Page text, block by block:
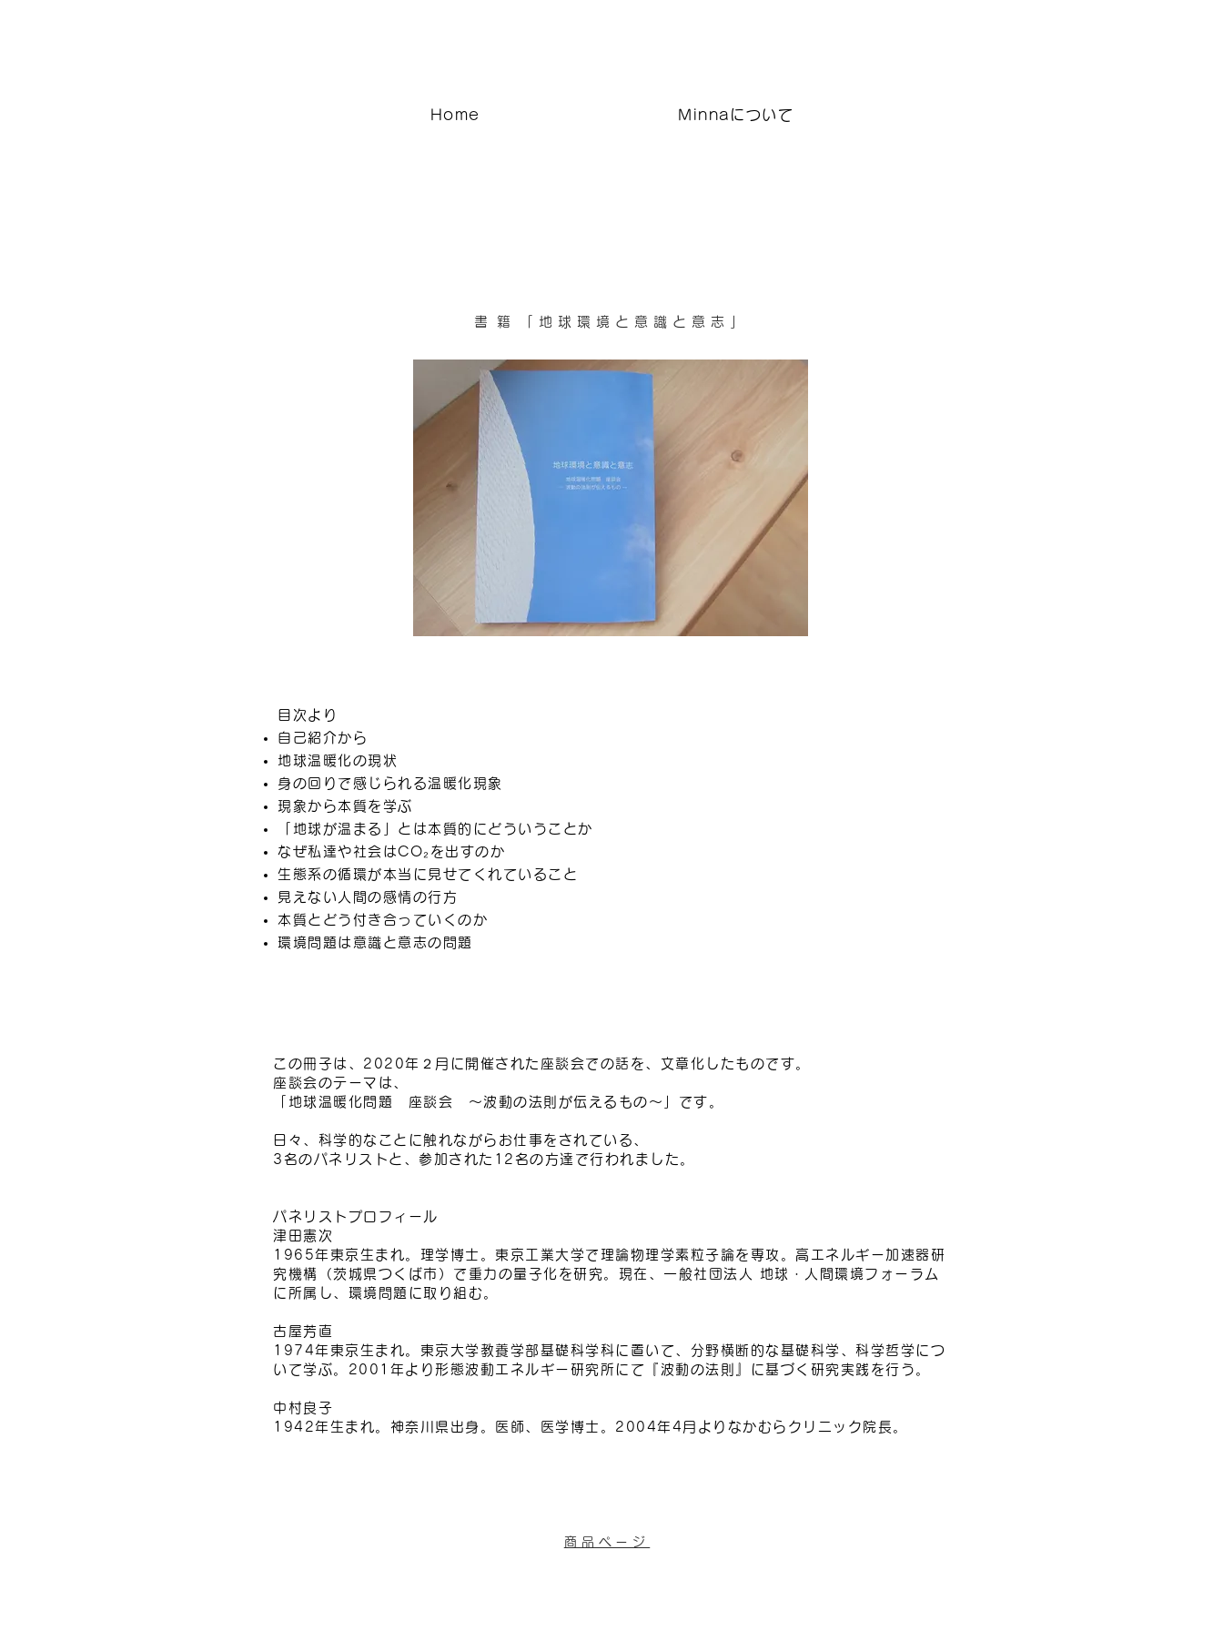
Home Minnaについて
書籍 「地球環境と意識と意志」
目次より
自己紹介から
地球温暖化の現状
身の回りで感じられる温暖化現象
現象から本質を学ぶ
「地球が温まる」とは本質的にどういうことか
なぜ私達や社会はCO₂を出すのか
生態系の循環が本当に見せてくれていること
見えない人間の感情の行方
本質とどう付き合っていくのか
環境問題は意識と意志の問題
この冊子は、2020年２月に開催された座談会での話を、文章化したものです。
座談会のテーマは、
「地球温暖化問題 座談会 ～波動の法則が伝えるもの～」です。
日々、科学的なことに触れながらお仕事をされている、
3名のパネリストと、参加された12名の方達で行われました。
パネリストプロフィール
津田憲次
1965年東京生まれ。理学博士。東京工業大学で理論物理学素粒子論を専攻。高エネルギー加速器研
究機構（茨城県つくば市）で重力の量子化を研究。現在、一般社団法人 地球・人間環境フォーラム
に所属し、環境問題に取り組む。
古屋芳直
1974年東京生まれ。東京大学教養学部基礎科学科に置いて、分野横断的な基礎科学、科学哲学につ
いて学ぶ。2001年より形態波動エネルギー研究所にて『波動の法則』に基づく研究実践を行う。
中村良子
1942年生まれ。神奈川県出身。医師、医学博士。2004年4月よりなかむらクリニック院長。
商品ページ